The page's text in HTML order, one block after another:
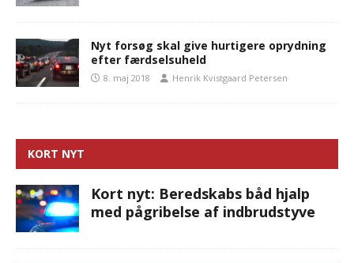
Nyt forsøg skal give hurtigere oprydning
efter færdselsuheld
8. maj 2018 Henrik Kvistgaard Petersen
KORT NYT
Kort nyt: Beredskabs båd hjalp
med pågribelse af indbrudstyve